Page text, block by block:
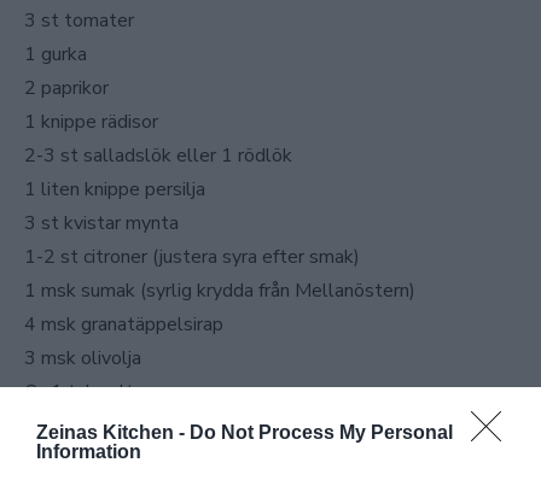
Zeinas Kitchen - Do Not Process My Personal
Information
3 st tomater
1 gurka
2 paprikor
1 knippe rädisor
2-3 st salladslök eller 1 rödlök
1 liten knippe persilja
3 st kvistar mynta
1-2 st citroner (justera syra efter smak)
1 msk sumak (syrlig krydda från Mellanöstern)
4 msk granatäppelsirap
3 msk olivolja
Ca 1 tsk salt
Olja till fritering